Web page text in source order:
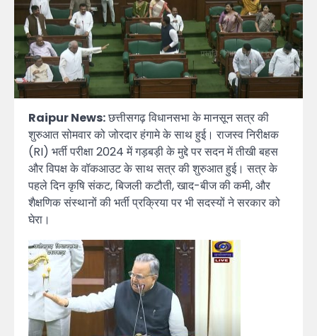
Raipur News:छत्तीसगढ़ विधानसभा के मानसून सत्र की
शुरुआत सोमवार को जोरदार हंगामे के साथ हुई। राजस्व निरीक्षक
(RI) भर्ती परीक्षा 2024 में गड़बड़ी के मुद्दे पर सदन में तीखी बहस
और विपक्ष के वॉकआउट के साथ सत्र की शुरुआत हुई। सत्र के
पहले दिन कृषि संकट, बिजली कटौती, खाद-बीज की कमी, और
शैक्षणिक संस्थानों की भर्ती प्रक्रिया पर भी सदस्यों ने सरकार को
घेरा।